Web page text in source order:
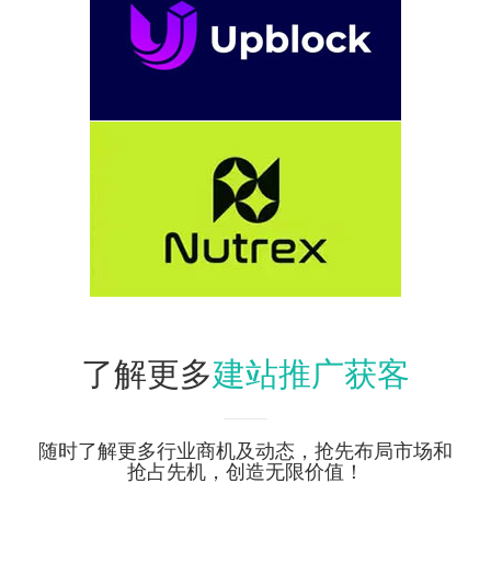
了解更多建站推广获客
随时了解更多行业商机及动态，抢先布局市场和
抢占先机，创造无限价值！